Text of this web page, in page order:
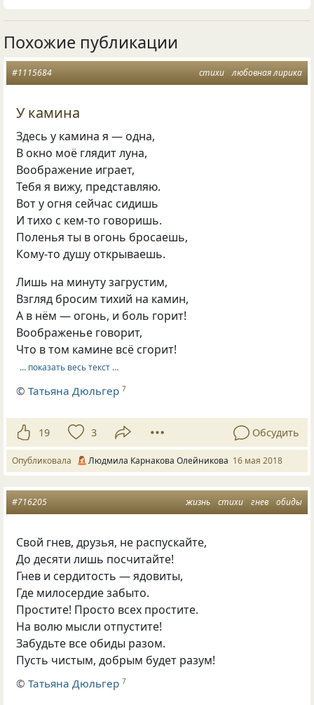
Похожие публикации
стихи любовная лирика
#1115684
У камина
Здесь у камина я — одна,
В окно моё глядит луна,
Воображение играет,
Тебя я вижу, представляю.
Вот у огня сейчас сидишь
И тихо с кем-то говоришь.
Поленья ты в огонь бросаешь,
Кому-то душу открываешь.
Лишь на минуту загрустим,
Взгляд бросим тихий на камин,
А в нём — огонь, и боль горит!
Воображенье говорит,
Что в том камине всё сгорит!
… показать весь текст …
©Татьяна Дюльгер 7
19 3 Обсудить
Опубликовала Людмила Карнакова Олейникова 16 мая 2018
жизнь стихи гнев обиды
#716205
Свой гнев, друзья, не распускайте,
До десяти лишь посчитайте!
Гнев и сердитость — ядовиты,
Где милосердие забыто.
Простите! Просто всех простите.
На волю мысли отпустите!
Забудьте все обиды разом.
Пусть чистым, добрым будет разум!
©Татьяна Дюльгер 7